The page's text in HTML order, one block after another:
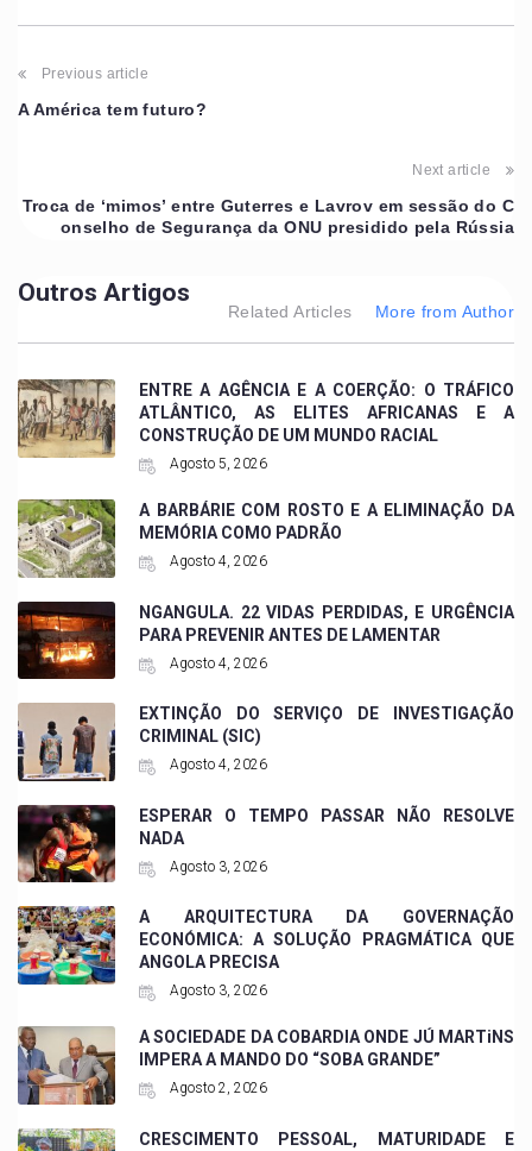
Previous article
A América tem futuro?
Next article
Troca de ‘mimos’ entre Guterres e Lavrov em sessão do C
onselho de Segurança da ONU presidido pela Rússia
Outros Artigos
Related Articles More from Author
ENTRE A AGÊNCIA E A COERÇÃO: O TRÁFICO
ATLÂNTICO, AS ELITES AFRICANAS E A
CONSTRUÇÃO DE UM MUNDO RACIAL
Agosto 5, 2026
A BARBÁRIE COM ROSTO E A ELIMINAÇÃO DA
MEMÓRIA COMO PADRÃO
Agosto 4, 2026
NGANGULA. 22 VIDAS PERDIDAS, E URGÊNCIA
PARA PREVENIR ANTES DE LAMENTAR
Agosto 4, 2026
EXTINÇÃO DO SERVIÇO DE INVESTIGAÇÃO
CRIMINAL (SIC)
Agosto 4, 2026
ESPERAR O TEMPO PASSAR NÃO RESOLVE
NADA
Agosto 3, 2026
A ARQUITECTURA DA GOVERNAÇÃO
ECONÓMICA: A SOLUÇÃO PRAGMÁTICA QUE
ANGOLA PRECISA
Agosto 3, 2026
A SOCIEDADE DA COBARDIA ONDE JÚ MARTiNS
IMPERA A MANDO DO “SOBA GRANDE”
Agosto 2, 2026
CRESCIMENTO PESSOAL, MATURIDADE E